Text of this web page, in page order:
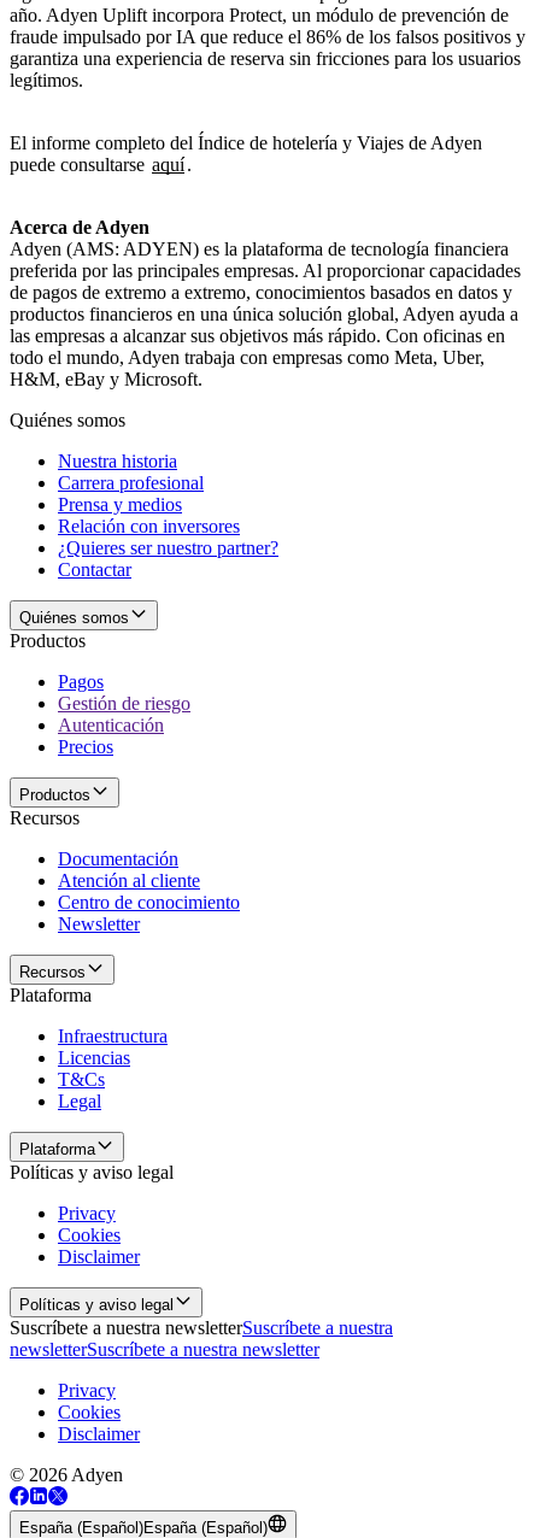
año. Adyen Uplift incorpora Protect, un módulo de prevención de
fraude impulsado por IA que reduce el 86% de los falsos positivos y
garantiza una experiencia de reserva sin fricciones para los usuarios
legítimos.
El informe completo del Índice de hotelería y Viajes de Adyen
puede consultarse aquí.
Acerca de Adyen
Adyen (AMS: ADYEN) es la plataforma de tecnología financiera
preferida por las principales empresas. Al proporcionar capacidades
de pagos de extremo a extremo, conocimientos basados en datos y
productos financieros en una única solución global, Adyen ayuda a
las empresas a alcanzar sus objetivos más rápido. Con oficinas en
todo el mundo, Adyen trabaja con empresas como Meta, Uber,
H&M, eBay y Microsoft.
Quiénes somos
Nuestra historia
Carrera profesional
Prensa y medios
Relación con inversores
¿Quieres ser nuestro partner?
Contactar
Quiénes somos
Productos
Pagos
Gestión de riesgo
Autenticación
Precios
Productos
Recursos
Documentación
Atención al cliente
Centro de conocimiento
Newsletter
Recursos
Plataforma
Infraestructura
Licencias
T&Cs
Legal
Plataforma
Políticas y aviso legal
Privacy
Cookies
Disclaimer
Políticas y aviso legal
Suscríbete a nuestra newsletterSuscríbete a nuestra
newsletterSuscríbete a nuestra newsletter
Privacy
Cookies
Disclaimer
© 2026 Adyen
España (Español)España (Español)